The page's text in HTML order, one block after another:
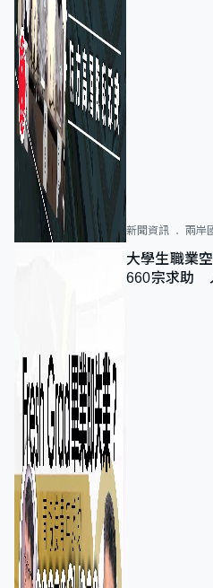
新聞資訊 兩岸
大學生職業
660宗求助